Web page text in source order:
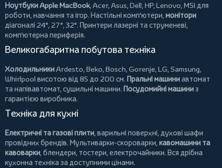
Ноутбуки Apple MacBook,Acer,Asus,Dell,HP,Lenovo,MSI для
роботи, навчання та ігор. Настільні комп'ютери,монітори
діагоналі 24", 27", 32". Принтери лазерні та струменеві,
комп'ютерна периферія.
Великогабаритна побутова техніка
ХолодильникиArdesto,Beko,Bosch,Gorenje,LG,Samsung,
Whirlpool висотою від 85 до 200 см. Пральні машиниавтомат
та напівавтомат,сушильні машини. Посудомийні машиниз
гарантією виробника.
Техніка для кухні
Електричні та газові плити, варильні поверхні, духові шафи
провідних брендів. Мультиварки-скороварки,кавомашини та
кавоварки,блендери, тостери,електрочайники. Вся дрібна
кухонна техніка за доступними цінами.